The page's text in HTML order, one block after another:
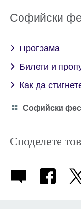
Софийски
Програма
Билети и
Как да
Category
Софийски
Споделете